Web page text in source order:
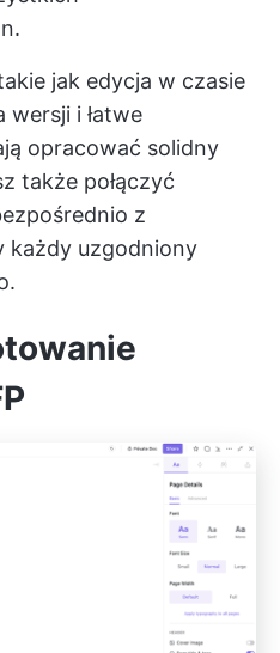
jak edycja w czasie
i łatwe
opracować solidny
także połączyć
z
każdy uzgodniony